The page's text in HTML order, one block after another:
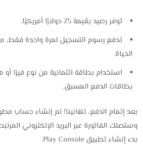
توفر رصيد بقيمة 25 دولارًا أمريكيًا.
تدفع رسوم التسجيل لمرة واحدة فقط،
الحياة.
استخدام بطاقة ائتمانية من نوع فيزا أو
بطاقات الدفع المسبق.
وستصلك الفاتورة عبر البريد الإلكتروني
بدء إنشاء تطبيق Play Console.